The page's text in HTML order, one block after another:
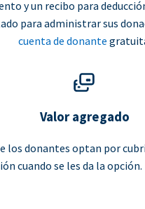
y un recibo para
para administrar sus
cuenta de donante
Valor agregado
los donantes optan por
cuando se les da la opción.